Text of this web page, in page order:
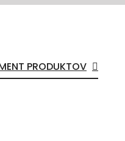
PRODUKTOV